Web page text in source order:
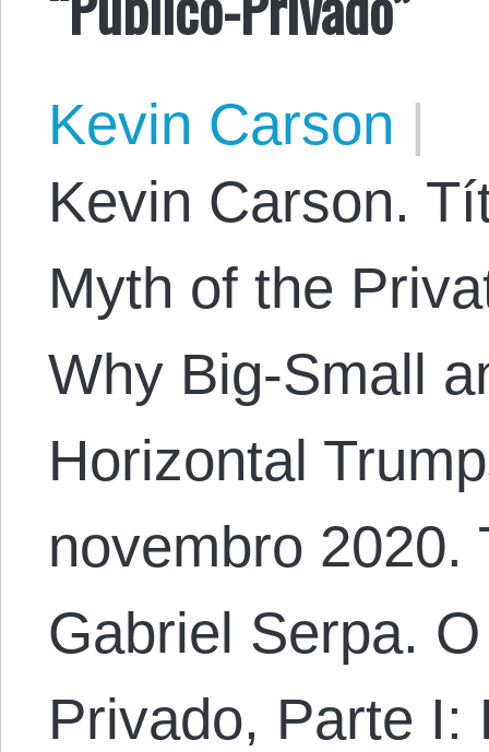
Kevin Carson |
Kevin Carson.
Myth of the
Why Big-Small
Horizontal
novembro 2020.
Gabriel Serpa.
Privado, Parte I: